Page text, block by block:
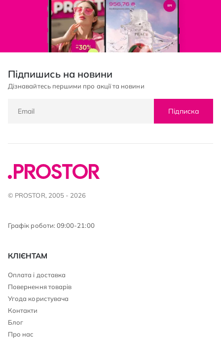
Підпишись на новини
Дізнавайтесь першими про акції та новини
Підписка
© PROSTOR, 2005 - 2026
Графік роботи: 09:00-21:00
КЛІЄНТАМ
Оплата і доставка
Повернення товарів
Угода користувача
Контакти
Блог
Про нас